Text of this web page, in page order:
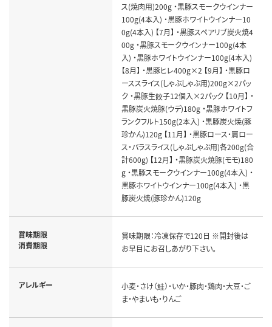
ス(焼肉用)200g ・黒豚スモークウインナー
100g(4本入) ・黒豚ホワイトウインナー10
0g(4本入) 【7月】 ・黒豚スペアリブ炭火焼4
00g ・黒豚スモークウインナー100g(4本
入) ・黒豚ホワイトウインナー100g(4本入)
【8月】 ・黒豚ヒレ400g×2 【9月】 ・黒豚ロ
ーススライス(しゃぶしゃぶ用)200g×2パッ
ク ・黒豚生餃子12個入×2パック 【10月】 ・
黒豚炭火焼豚(ウデ)180g ・黒豚ホワイトフ
ランクフルト150g(2本入) ・黒豚炭火焼(豚
珍かん)120g 【11月】 ・黒豚ロース・肩ロー
ス・バラスライス(しゃぶしゃぶ用)各200g(合
計600g) 【12月】 ・黒豚炭火焼豚(モモ)180
g ・黒豚スモークウインナー100g(4本入) ・
黒豚ホワイトウインナー100g(4本入) ・黒
豚炭火焼(豚珍かん)120g
賞味期限
消費期限
賞味期限：冷凍保存で120日 ※開封後は
お早目にお召しあがり下さい。
アレルギー
小麦・さけ（鮭）・いか・豚肉・鶏肉・大豆・ご
ま・やまいも・りんご